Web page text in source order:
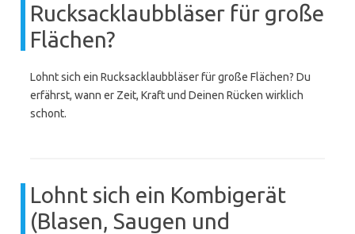
Rucksacklaubbläser für große
Flächen?
Lohnt sich ein Rucksacklaubbläser für große Flächen? Du
erfährst, wann er Zeit, Kraft und Deinen Rücken wirklich
schont.
Lohnt sich ein Kombigerät
(Blasen, Saugen und